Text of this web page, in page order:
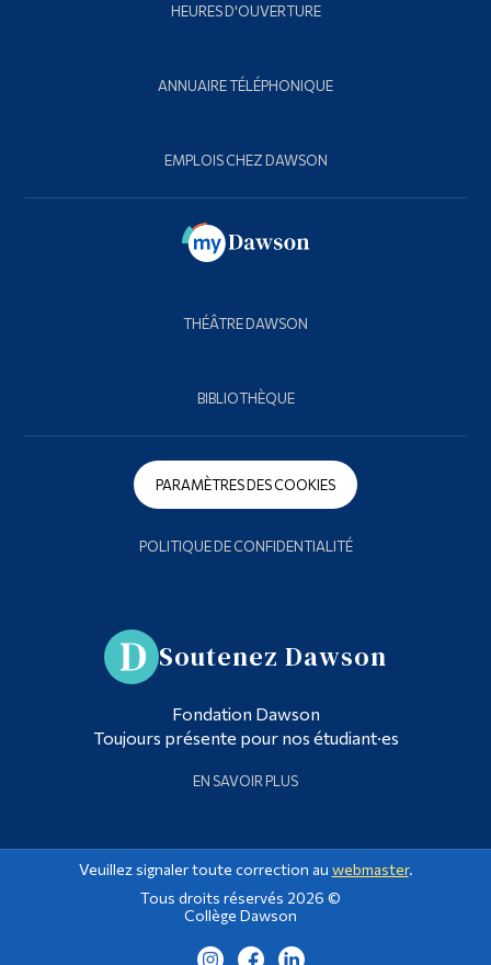
HEURES D'OUVERTURE
ANNUAIRE TÉLÉPHONIQUE
EMPLOIS CHEZ DAWSON
THÉÂTRE DAWSON
BIBLIOTHÈQUE
PARAMÈTRES DES COOKIES
POLITIQUE DE CONFIDENTIALITÉ
Soutenez Dawson
Fondation Dawson
Toujours présente pour nos étudiant·es
EN SAVOIR PLUS
Veuillez signaler toute correction au webmaster.
Tous droits réservés 2026 ©
Collège Dawson